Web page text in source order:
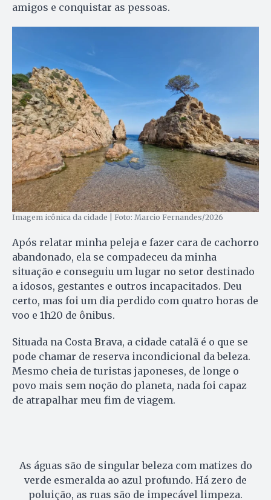
amigos e conquistar as pessoas.
Imagem icônica da cidade | Foto: Marcio Fernandes/2026
Após relatar minha peleja e fazer cara de cachorro
abandonado, ela se compadeceu da minha
situação e conseguiu um lugar no setor destinado
a idosos, gestantes e outros incapacitados. Deu
certo, mas foi um dia perdido com quatro horas de
voo e 1h20 de ônibus.
Situada na Costa Brava, a cidade catalã é o que se
pode chamar de reserva incondicional da beleza.
Mesmo cheia de turistas japoneses, de longe o
povo mais sem noção do planeta, nada foi capaz
de atrapalhar meu fim de viagem.
As águas são de singular beleza com matizes do
verde esmeralda ao azul profundo. Há zero de
poluição, as ruas são de impecável limpeza.